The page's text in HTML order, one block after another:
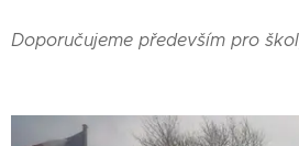
Doporučujeme především pro